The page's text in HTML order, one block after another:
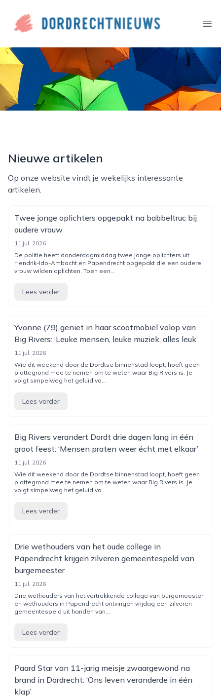
dordrechtnieuws.nl
Nieuwe artikelen
Op onze website vindt je wekelijks interessante
artikelen.
Twee jonge oplichters opgepakt na babbeltruc bij
oudere vrouw
11 jul. 2026
De politie heeft donderdagmiddag twee jonge oplichters uit
Hendrik-Ido-Ambacht en Papendrecht opgepakt die een oudere
vrouw wilden oplichten. Toen een...
Lees verder
Yvonne (79) geniet in haar scootmobiel volop van
Big Rivers: ‘Leuke mensen, leuke muziek, alles leuk’
11 jul. 2026
Wie dit weekend door de Dordtse binnenstad loopt, hoeft geen
plattegrond mee te nemen om te weten waar Big Rivers is. Je
volgt simpelweg het geluid va...
Lees verder
Big Rivers verandert Dordt drie dagen lang in één
groot feest: ‘Mensen praten weer écht met elkaar’
11 jul. 2026
Wie dit weekend door de Dordtse binnenstad loopt, hoeft geen
plattegrond mee te nemen om te weten waar Big Rivers is. Je
volgt simpelweg het geluid va...
Lees verder
Drie wethouders van het oude college in
Papendrecht krijgen zilveren gemeentespeld van
burgemeester
11 jul. 2026
Drie wethouders van het vertrekkende college van burgemeester
en wethouders in Papendrecht ontvingen vrijdag een zilveren
gemeentespeld uit handen van...
Lees verder
Paard Star van 11-jarig meisje zwaargewond na
brand in Dordrecht: ‘Ons leven veranderde in één
klap’